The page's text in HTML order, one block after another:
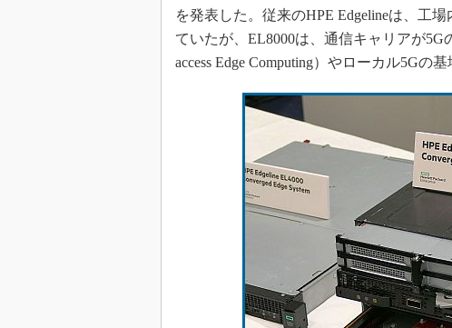
を発表した。従来のHPE Edgelineは、工
ていたが、EL8000は、通信キャリアが
access Edge Computing）やローカル5Gの